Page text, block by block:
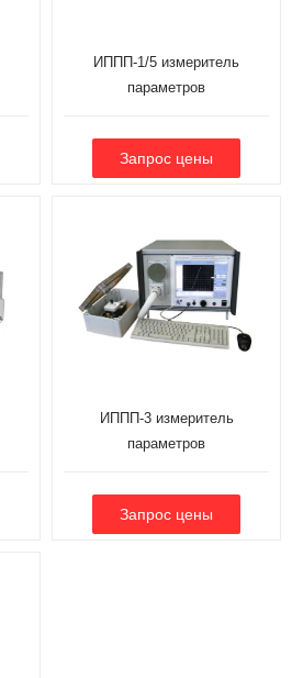
ИППП-1/5 измеритель
параметров
ИППП-3 измеритель
параметров